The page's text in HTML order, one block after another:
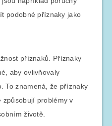
podobné příznaky jako
příznaků. Příznaky
aby ovlivňovaly
To znamená, že příznaky
způsobují problémy v
životě.